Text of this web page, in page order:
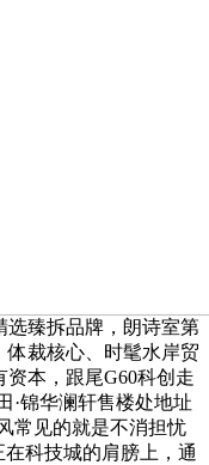
选臻拆品牌，朗诗室第
体裁核心、时髦水岸贸
本，跟尾G60科创走
锦华澜轩售楼处地址
常见的就是不消担忧
科技城的肩膀上，通